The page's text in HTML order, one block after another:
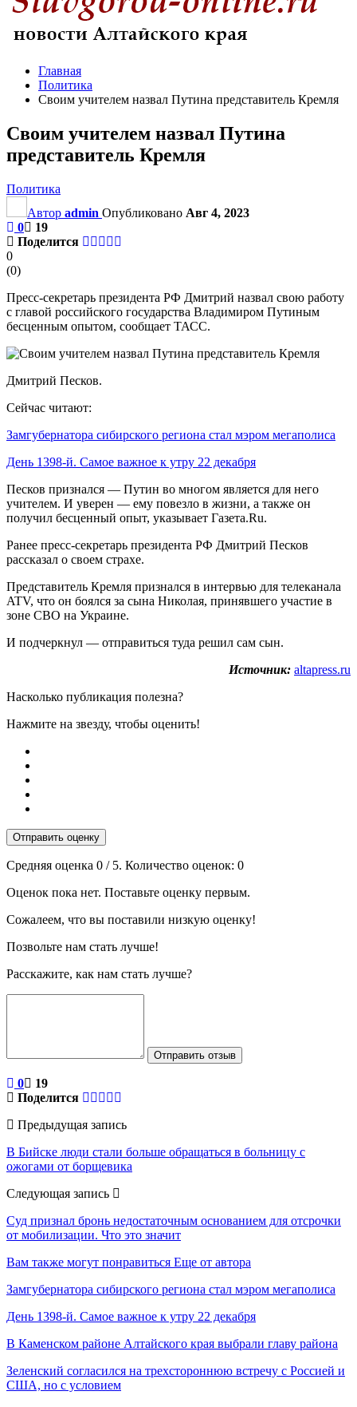
Главная
Политика
Своим учителем назвал Путина представитель Кремля
Своим учителем назвал Путина
представитель Кремля
Политика
Автор admin Опубликовано Авг 4, 2023
0
19
Поделится
0
(0)
Пресс-секретарь президента РФ Дмитрий назвал свою работу
с главой российского государства Владимиром Путиным
бесценным опытом, сообщает ТАСС.
Дмитрий Песков.
Сейчас читают:
Замгубернатора сибирского региона стал мэром мегаполиса
День 1398-й. Самое важное к утру 22 декабря
Песков признался — Путин во многом является для него
учителем. И уверен — ему повезло в жизни, а также он
получил бесценный опыт, указывает Газета.Ru.
Ранее пресс-секретарь президента РФ Дмитрий Песков
рассказал о своем страхе.
Представитель Кремля признался в интервью для телеканала
ATV, что он боялся за сына Николая, принявшего участие в
зоне СВО на Украине.
И подчеркнул — отправиться туда решил сам сын.
Источник: altapress.ru
Насколько публикация полезна?
Нажмите на звезду, чтобы оценить!
Отправить оценку
Средняя оценка 0 / 5. Количество оценок: 0
Оценок пока нет. Поставьте оценку первым.
Сожалеем, что вы поставили низкую оценку!
Позвольте нам стать лучше!
Расскажите, как нам стать лучше?
Отправить отзыв
0
19
Поделится
Предыдущая запись
В Бийске люди стали больше обращаться в больницу с
ожогами от борщевика
Следующая запись
Суд признал бронь недостаточным основанием для отсрочки
от мобилизации. Что это значит
Вам также могут понравиться Еще от автора
Замгубернатора сибирского региона стал мэром мегаполиса
День 1398-й. Самое важное к утру 22 декабря
В Каменском районе Алтайского края выбрали главу района
Зеленский согласился на трехстороннюю встречу с Россией и
США, но с условием